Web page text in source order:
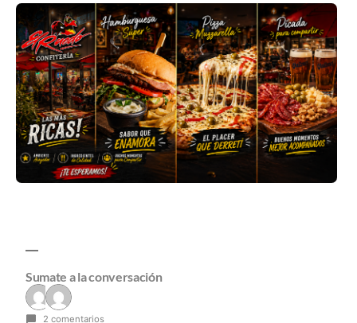
Sumate a la conversación
2 comentarios